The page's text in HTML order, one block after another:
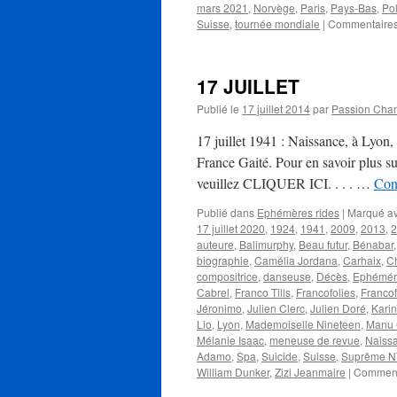
mars 2021 , Norvège, Paris, Pays-Bas,
Suisse, tournée mondiale |
17 JUILLET
Publié le 17 juillet 2014par Passion
17 juillet 1941 : Naissance, à
France Gaité. Pour en savoir plus
veuillez CLIQUER ICI. . . . …
Publié dans Ephémères rides | Marqué
17 juillet 2020, 1924, 1941 , 2009, 2013,
auteure, Balimurphy, Beau futur, Bénabar,
biographie, Camélia Jordana, Carhaix,
compositrice, danseuse, Décès,
Cabrel, Franco Tills, Francofolies,
Jéronimo, Julien Clerc, Julien Doré,
Lio, Lyon, Mademoiselle Nineteen, Manu
Mélanie Isaac, meneuse de revue,
Adamo, Spa, Suicide, Suisse, Suprême
William Dunker, Zizi Jeanmaire |